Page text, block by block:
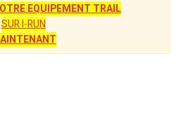
EQUIPEMENT TRAIL
SUR I-RUN